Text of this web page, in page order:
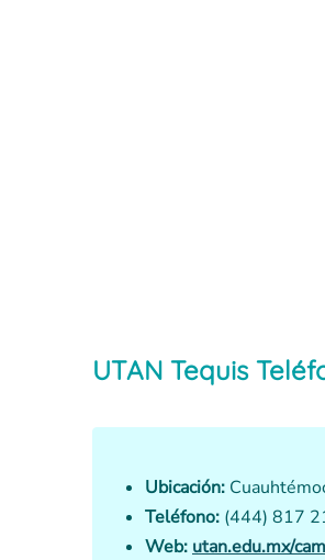
UTAN Tequis
Ubicación:
Teléfono: (444) 817
Web: utan.edu.mx/